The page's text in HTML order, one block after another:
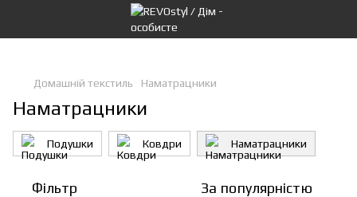
Домашній текстиль Наматрацники
Наматрацники
Подушки Ковдри Наматрацники
Фільтр За популярністю